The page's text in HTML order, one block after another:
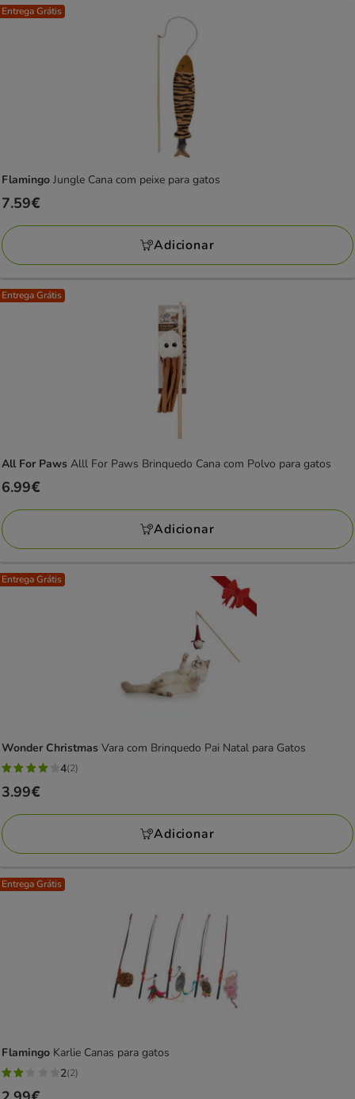
Entrega Grátis
Flamingo Jungle Cana com peixe para gatos
Preço
7.59€
7.59€
Adicionar
Entrega Grátis
All For Paws Alll For Paws Brinquedo Cana com Polvo para gatos
Preço
6.99€
6.99€
Adicionar
Entrega Grátis
Wonder Christmas Vara com Brinquedo Pai Natal para Gatos
4
estrelas
com
2
avaliações
4(2)
Preço
3.99€
3.99€
Adicionar
Entrega Grátis
Flamingo Karlie Canas para gatos
2
2(2)